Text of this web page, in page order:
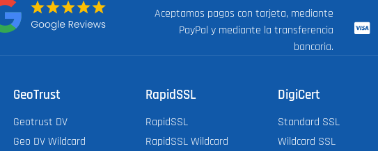
Aceptamos pagos con tarjeta, mediante
PayPal y mediante la transferencia
bancaria.
GeoTrust
Geotrust DV
Geo DV Wildcard
RapidSSL
RapidSSL
RapidSSL Wildcard
DigiCert
Standard SSL
Wildcard SSL